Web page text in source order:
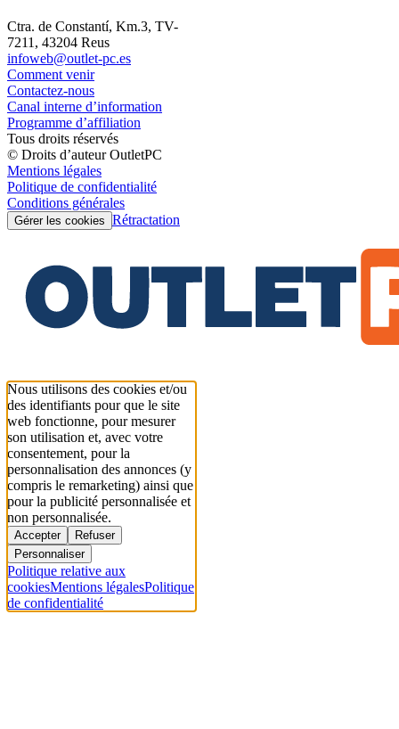
Ctra. de Constantí, Km.3, TV-
7211, 43204 Reus
infoweb@outlet-pc.es
Comment venir
Contactez-nous
Canal interne d’information
Programme d’affiliation
Tous droits réservés
© Droits d’auteur OutletPC
Mentions légales
Politique de confidentialité
Conditions générales
Gérer les cookies Rétractation
Nous utilisons des cookies et/ou
des identifiants pour que le site
web fonctionne, pour mesurer
son utilisation et, avec votre
consentement, pour la
personnalisation des annonces (y
compris le remarketing) ainsi que
pour la publicité personnalisée et
non personnalisée.
Accepter
Refuser
Personnaliser
Politique relative aux
cookiesMentions légalesPolitique
de confidentialité